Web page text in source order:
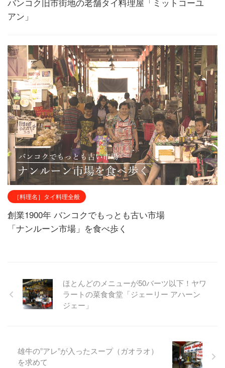
アン」
［料理名］タイ料理全般
創業1900年 バンコクでもっとも古い市場
「ナンルーン市場」を食べ歩く
ほとんどのメニューが50バーツ以下！ヤワ
ラートの菜食食堂「ジェーリー アハーン
ジェー」
雄牛の”アレ”が入ったスープ（ガオラオ）
を求めて